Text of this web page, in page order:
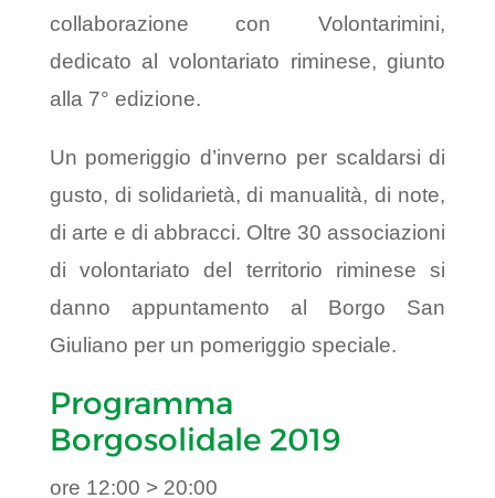
collaborazione conVolontarimini,
dedicato al volontariato riminese, giunto
alla 7° edizione.
Un pomeriggio d’inverno per scaldarsi di
gusto, di solidarietà, di manualità, di note,
di arte e di abbracci. Oltre 30 associazioni
di volontariato del territorio riminese si
danno appuntamento al Borgo San
Giuliano per un pomeriggio speciale.
Programma
Borgosolidale 2019
ore 12:00 > 20:00